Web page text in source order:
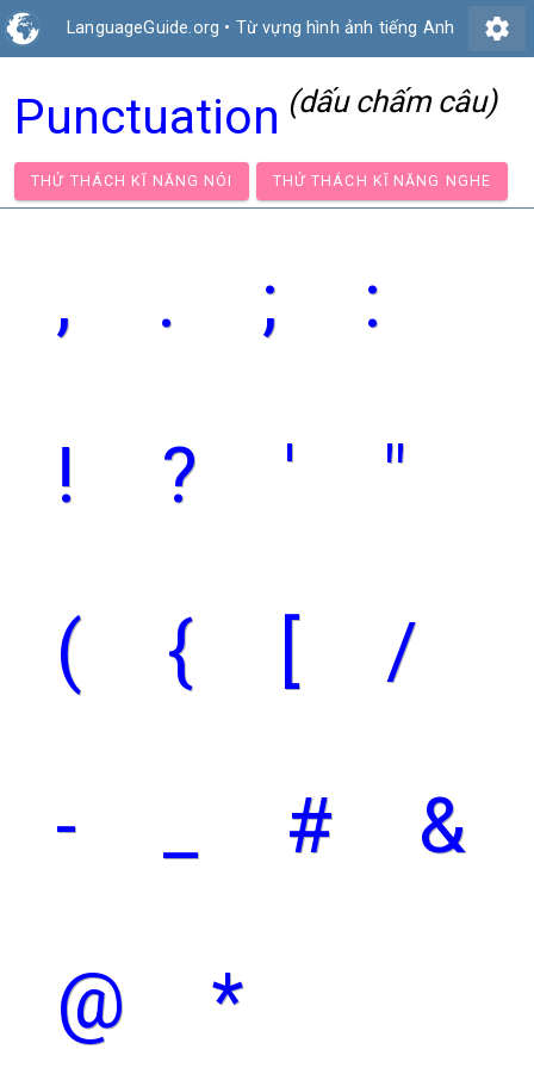
LanguageGuide.org • Từ vựng hình ảnh tiếng Anh settings
Punctuation (dấu chấm câu)
THỬ THÁCH KĨ NĂNG NÓI THỬ THÁCH KĨ NĂNG
, . ;
:
!
? '
"
(
{ [
/
-
#
&
@
*